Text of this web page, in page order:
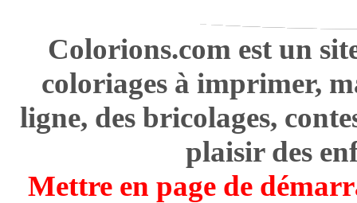
Colorions.com est un
coloriages à imprimer,
ligne, des bricolages,
plaisir des
Mettre en page de